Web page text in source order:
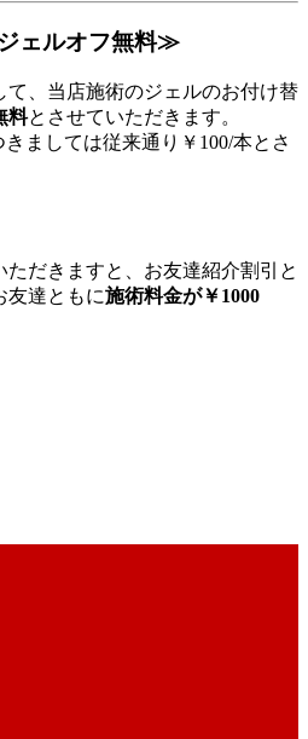
ェルオフ無料≫
て、当店施術のジェルのお付け替
料とさせていただきます。
ましては従来通り￥100/本とさ
だきますと、お友達紹介割引と
友達ともに施術料金が￥1000